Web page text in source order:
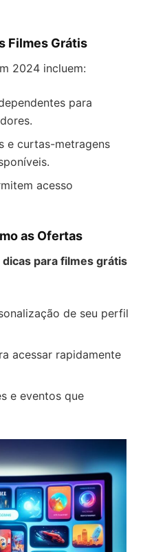
Filmes Grátis
2024 incluem:
para
e curtas-metragens
acesso
as Ofertas
dicas para filmes grátis
de seu perfil
acessar rapidamente
e eventos que